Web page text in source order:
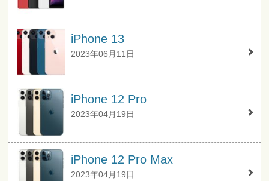
iPhone 13
2023年06月11日
iPhone 12 Pro
2023年04月19日
iPhone 12 Pro Max
2023年04月19日